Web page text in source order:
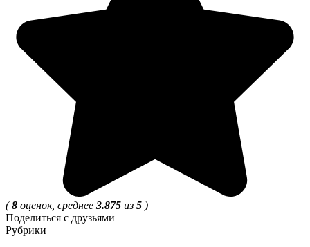
(8 оценок, среднее 3.875 из 5 )
Поделиться с друзьями
Рубрики